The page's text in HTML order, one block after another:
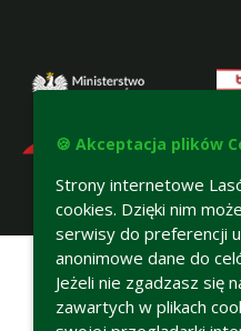
🍪 Akceptacja plików
Strony internetowe
cookies. Dzięki nim
serwisy do preferencji
anonimowe dane do
Jeżeli nie zgadzasz się
zawartych w plikach